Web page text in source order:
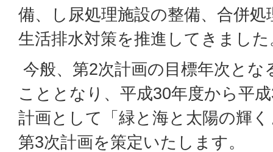
備、し尿処理施設の整備、合併
生活排水対策を推進してきました
今般、第2次計画の目標年次とな
こととなり、平成30年度から平
計画として「緑と海と太陽の輝
第3次計画を策定いたします。